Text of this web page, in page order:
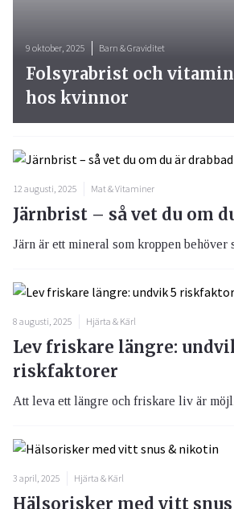
9 oktober, 2025 Barn & Graviditet
Folsyrabrist och
hos kvinnor
12 augusti, 2025 Mat & Vitaminer
Järnbrist – så vet du om
Järn är ett mineral som kroppen behöver
8 augusti, 2025 Hjärta & Kärl
Lev friskare längre:
riskfaktorer
Att leva ett längre och friskare liv är
3 april, 2025 Hjärta & Kärl
Hälsorisker med vitt